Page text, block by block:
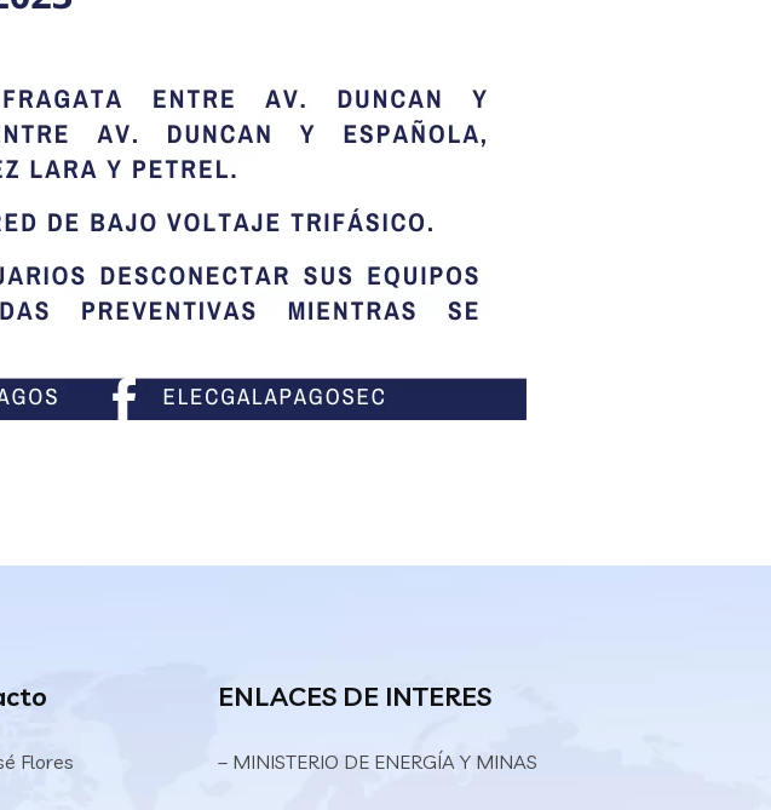
Flores
ENLACES DE INTERES
– MINISTERIO DE ENERGÍA Y MINAS